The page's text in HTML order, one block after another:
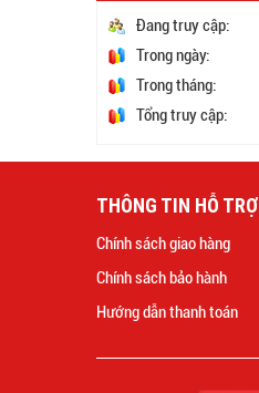
Đang truy cập:
Trong ngày:
Trong tháng:
Tổng truy cập:
THÔNG TIN HỖ TRỢ
Chính sách giao hàng
Chính sách bảo hành
Hướng dẫn thanh toán